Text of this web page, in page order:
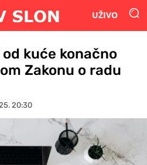
UŽIVO
kuće konačno
Zakonu o radu
20:30